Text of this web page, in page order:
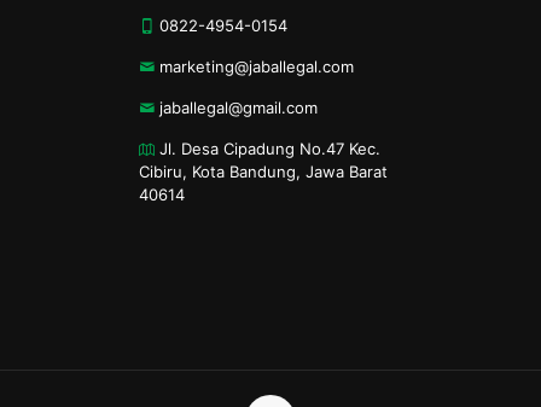
0822-4954-0154
marketing@jaballegal.com
jaballegal@gmail.com
Jl. Desa Cipadung No.47 Kec.
Cibiru, Kota Bandung, Jawa Barat
40614